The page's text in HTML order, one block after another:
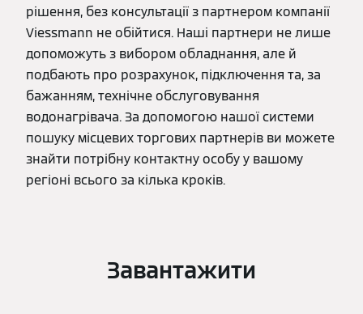
рішення, без консультації з партнером компанії
Viessmann не обійтися. Наші партнери не лише
допоможуть з вибором обладнання, але й
подбають про розрахунок, підключення та, за
бажанням, технічне обслуговування
водонагрівача. За допомогою нашої системи
пошуку місцевих торгових партнерів ви можете
знайти потрібну контактну особу у вашому
регіоні всього за кілька кроків.
Завантажити